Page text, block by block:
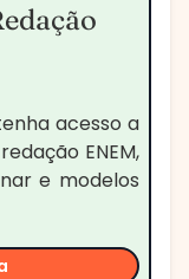
acesso a
ENEM,
e modelos